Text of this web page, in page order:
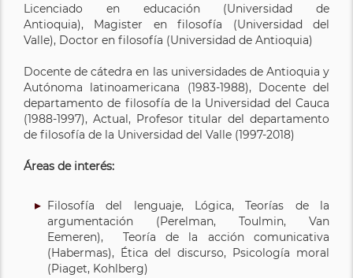
Licenciado en educación (Universidad de
Antioquia), Magister en filosofía (Universidad del
Valle), Doctor en filosofía (Universidad de Antioquia)
Docente de cátedra en las universidades de Antioquia y
Autónoma latinoamericana (1983-1988), Docente del
departamento de filosofía de la Universidad del Cauca
(1988-1997), Actual, Profesor titular del departamento
de filosofía de la Universidad del Valle (1997-2018)
Áreas de interés:
Filosofía del lenguaje, Lógica, Teorías de la
argumentación (Perelman, Toulmin, Van
Eemeren), Teoría de la acción comunicativa
(Habermas), Ética del discurso, Psicología moral
(Piaget, Kohlberg)